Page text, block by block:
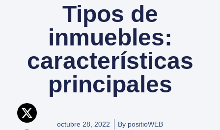
Tipos de
inmuebles:
características
principales
octubre 28, 2022 By positioWEB